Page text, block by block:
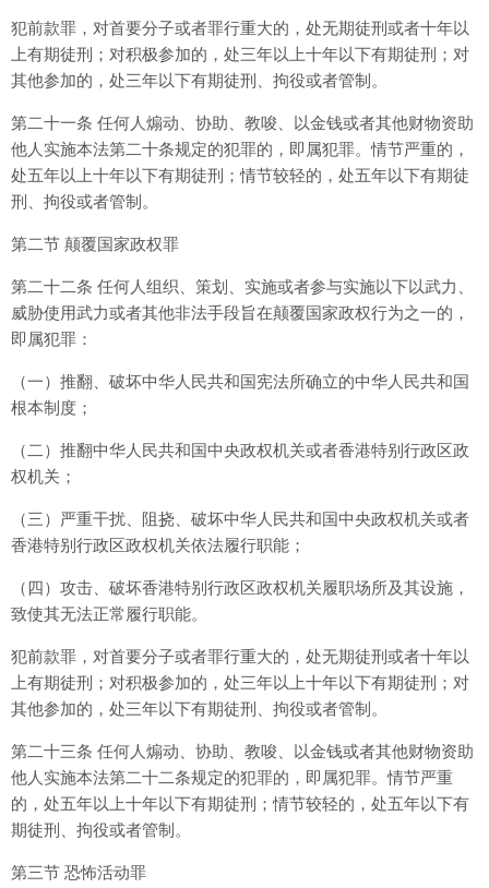
犯前款罪，对首要分子或者罪行重大的，处无期徒刑或者十年以
上有期徒刑；对积极参加的，处三年以上十年以下有期徒刑；对
其他参加的，处三年以下有期徒刑、拘役或者管制。
第二十一条 任何人煽动、协助、教唆、以金钱或者其他财物资助
他人实施本法第二十条规定的犯罪的，即属犯罪。情节严重的，
处五年以上十年以下有期徒刑；情节较轻的，处五年以下有期徒
刑、拘役或者管制。
第二节 颠覆国家政权罪
第二十二条 任何人组织、策划、实施或者参与实施以下以武力、
威胁使用武力或者其他非法手段旨在颠覆国家政权行为之一的，
即属犯罪：
（一）推翻、破坏中华人民共和国宪法所确立的中华人民共和国
根本制度；
（二）推翻中华人民共和国中央政权机关或者香港特别行政区政
权机关；
（三）严重干扰、阻挠、破坏中华人民共和国中央政权机关或者
香港特别行政区政权机关依法履行职能；
（四）攻击、破坏香港特别行政区政权机关履职场所及其设施，
致使其无法正常履行职能。
犯前款罪，对首要分子或者罪行重大的，处无期徒刑或者十年以
上有期徒刑；对积极参加的，处三年以上十年以下有期徒刑；对
其他参加的，处三年以下有期徒刑、拘役或者管制。
第二十三条 任何人煽动、协助、教唆、以金钱或者其他财物资助
他人实施本法第二十二条规定的犯罪的，即属犯罪。情节严重
的，处五年以上十年以下有期徒刑；情节较轻的，处五年以下有
期徒刑、拘役或者管制。
第三节 恐怖活动罪